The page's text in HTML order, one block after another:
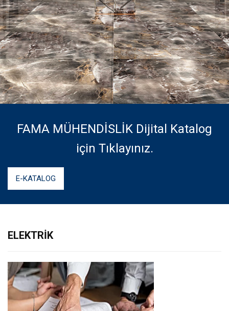
Devam Eden Projelerimiz
Tamamlanan Projeler
Biz Ulaşın
FAMA MÜHENDİSLİK Dijital Katalog
için Tıklayınız.
E-KATALOG
ELEKTRİK